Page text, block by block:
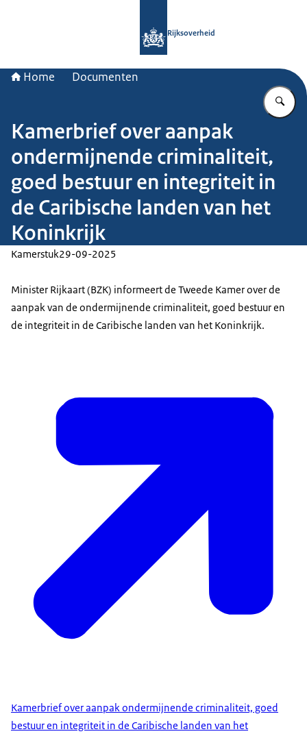
Rijksoverheid
Home Documenten
Kamerbrief over aanpak
ondermijnende criminaliteit,
goed bestuur en integriteit in
de Caribische landen van het
Koninkrijk
Kamerstuk29-09-2025
Minister Rijkaart (BZK) informeert de Tweede Kamer over de
aanpak van de ondermijnende criminaliteit, goed bestuur en
de integriteit in de Caribische landen van het Koninkrijk.
Kamerbrief over aanpak ondermijnende criminaliteit, goed
bestuur en integriteit in de Caribische landen van het